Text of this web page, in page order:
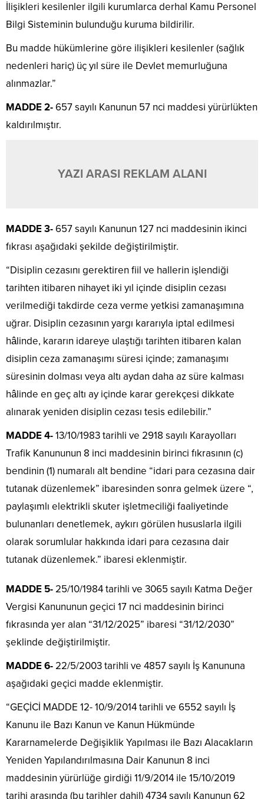
İlişikleri kesilenler ilgili kurumlarca derhal Kamu Personel
Bilgi Sisteminin bulunduğu kuruma bildirilir.
Bu madde hükümlerine göre ilişikleri kesilenler (sağlık
nedenleri hariç) üç yıl süre ile Devlet memurluğuna
alınmazlar.”
MADDE 2-657 sayılı Kanunun 57 nci maddesi yürürlükten
kaldırılmıştır.
YAZI ARASI REKLAM ALANI
MADDE 3-657 sayılı Kanunun 127 nci maddesinin ikinci
fıkrası aşağıdaki şekilde değiştirilmiştir.
“Disiplin cezasını gerektiren fiil ve hallerin işlendiği
tarihten itibaren nihayet iki yıl içinde disiplin cezası
verilmediği takdirde ceza verme yetkisi zamanaşımına
uğrar. Disiplin cezasının yargı kararıyla iptal edilmesi
hâlinde, kararın idareye ulaştığı tarihten itibaren kalan
disiplin ceza zamanaşımı süresi içinde; zamanaşımı
süresinin dolması veya altı aydan daha az süre kalması
hâlinde en geç altı ay içinde karar gerekçesi dikkate
alınarak yeniden disiplin cezası tesis edilebilir.”
MADDE 4-13/10/1983 tarihli ve 2918 sayılı Karayolları
Trafik Kanununun 8 inci maddesinin birinci fıkrasının (c)
bendinin (1) numaralı alt bendine “idari para cezasına dair
tutanak düzenlemek” ibaresinden sonra gelmek üzere “,
paylaşımlı elektrikli skuter işletmeciliği faaliyetinde
bulunanları denetlemek, aykırı görülen hususlarla ilgili
olarak sorumlular hakkında idari para cezasına dair
tutanak düzenlemek.” ibaresi eklenmiştir.
MADDE 5- 25/10/1984 tarihli ve 3065 sayılı Katma Değer
Vergisi Kanununun geçici 17 nci maddesinin birinci
fıkrasında yer alan “31/12/2025” ibaresi “31/12/2030”
şeklinde değiştirilmiştir.
MADDE 6- 22/5/2003 tarihli ve 4857 sayılı İş Kanununa
aşağıdaki geçici madde eklenmiştir.
“GEÇİCİ MADDE 12- 10/9/2014 tarihli ve 6552 sayılı İş
Kanunu ile Bazı Kanun ve Kanun Hükmünde
Kararnamelerde Değişiklik Yapılması ile Bazı Alacakların
Yeniden Yapılandırılmasına Dair Kanunun 8 inci
maddesinin yürürlüğe girdiği 11/9/2014 ile 15/10/2019
tarihi arasında (bu tarihler dahil) 4734 sayılı Kanunun 62